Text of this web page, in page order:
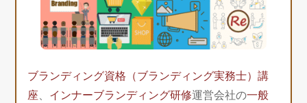
ブランディング資格（ブランディング実務士）講
座、 インナーブランディング研修運営会社の一般